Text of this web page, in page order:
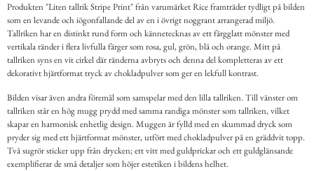
Produkten "Liten tallrik Stripe Print" från varumärket Rice framträder tydligt på bilden
som en levande och iögonfallande del av en i övrigt noggrant arrangerad miljö.
Tallriken har en distinkt rund form och kännetecknas av ett färgglatt mönster med
vertikala ränder i flera livfulla färger som rosa, gul, grön, blå och orange. Mitt på
tallriken syns en vit cirkel där ränderna avbryts och denna del kompletteras av ett
dekorativt hjärtformat tryck av chokladpulver som ger en lekfull kontrast.
Bilden visar även andra föremål som samspelar med den lilla tallriken. Till vänster om
tallriken står en hög mugg prydd med samma randiga mönster som tallriken, vilket
skapar en harmonisk enhetlig design. Muggen är fylld med en skummad dryck som
pryder sig med ett hjärtformat mönster, utfört med chokladpulver på en gräddvit topp.
Två sugrör sticker upp från drycken; ett vitt med guldprickar och ett guldglänsande
exemplifierar de små detaljer som höjer estetiken i bildens helhet.